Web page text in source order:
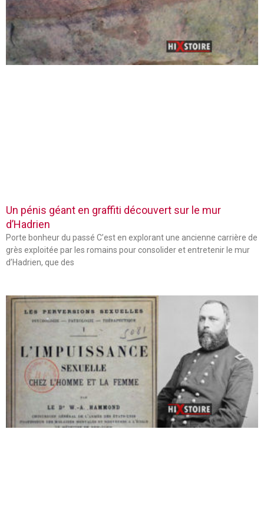
Un pénis géant en graffiti découvert sur le mur
d’Hadrien
Porte bonheur du passé C’est en explorant une ancienne carrière de
grès exploitée par les romains pour consolider et entretenir le mur
d’Hadrien, que des